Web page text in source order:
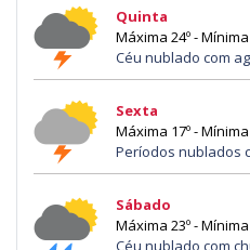
Quinta
Máxima 24º - Mínima
Céu nublado com
Sexta
Máxima 17º - Mínima
Períodos nublados
Sábado
Máxima 23º - Mínima
Céu nublado com